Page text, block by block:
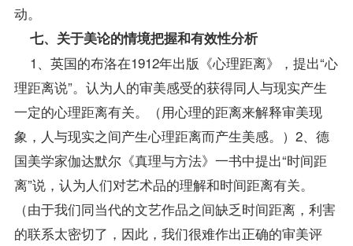
动。
七、关于美论的情境把握和有效性分析
1、英国的布洛在1912年出版《心理距离》，提出“心
理距离说”。认为人的审美感受的获得同人与现实产生
一定的心理距离有关。（用心理的距离来解释审美现
象，人与现实之间产生心理距离而产生美感。）2、德
国美学家伽达默尔《真理与方法》一书中提出“时间距
离”说，认为人们对艺术品的理解和时间距离有关。
（由于我们同当代的文艺作品之间缺乏时间距离，利害
的联系太密切了，因此，我们很难作出正确的审美评